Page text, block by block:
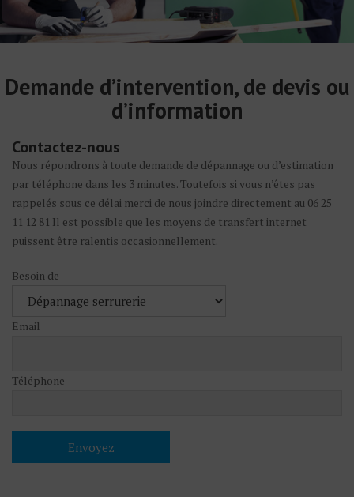
Demande d’intervention, de devis ou
d’information
Contactez-nous
Nous répondrons à toute demande de dépannage ou d’estimation
par téléphone dans les 3 minutes. Toutefois si vous n’êtes pas
rappelés sous ce délai merci de nous joindre directement au 06 25
11 12 81 Il est possible que les moyens de transfert internet
puissent être ralentis occasionnellement.
Besoin de
Email
Téléphone